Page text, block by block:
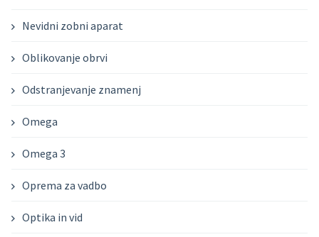
Nevidni zobni aparat
Oblikovanje obrvi
Odstranjevanje znamenj
Omega
Omega 3
Oprema za vadbo
Optika in vid